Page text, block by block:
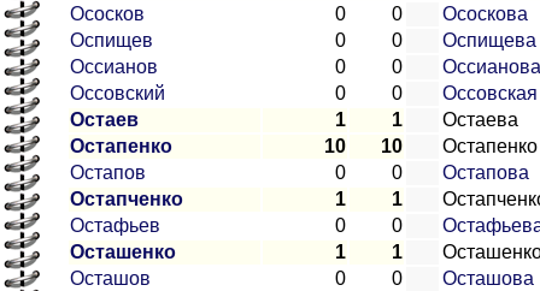
Ососков
0 0
Ососкова
Оспищев
0 0
Оспищева
Оссианов
0 0
Оссианова
Оссовский
0 0
Оссовская
Остаев
1 1
Остаева
Остапенко
10 10
Остапенко
Остапов
0 0
Остапова
Остапченко
1 1
Остафьев
0 0
Осташенко
1 1
Осташов
0 0
Осташова